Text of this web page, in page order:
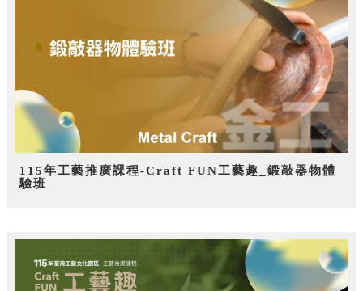
115年工藝推廣課程-Craft FUN工藝趣_鍛敲器物體
驗班